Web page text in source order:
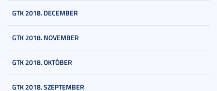
GTK 2018. DECEMBER
GTK 2018. NOVEMBER
GTK 2018. OKTÓBER
GTK 2018. SZEPTEMBER